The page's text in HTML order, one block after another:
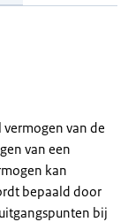
vermogen van de
van een
kan
bepaald door
bij